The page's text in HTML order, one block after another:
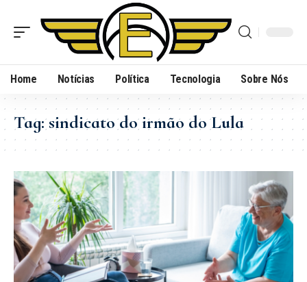
Home Notícias Política Tecnologia Sobre Nós
Tag:sindicato do irmão do Lula